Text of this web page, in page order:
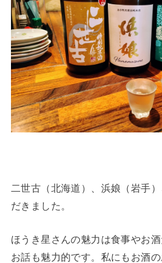
二世古（北海道）、浜娘（岩手
だきました。
ほうき星さんの魅力は食事やお
お話も魅力的です。私にもお酒